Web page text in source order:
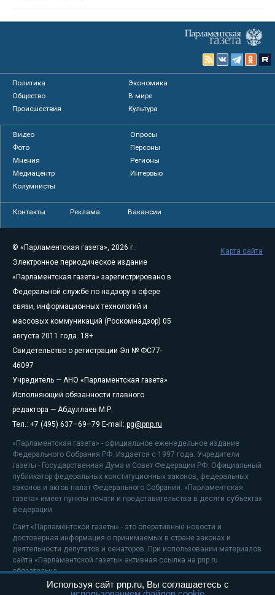
Политика
Экономика
Общество
В мире
Происшествия
Культура
Видео
Опросы
Фото
Персоны
Мнения
Регионы
Медиацентр
Интервью
Колумнисты
Контакты Реклама Вакансии
© «Парламентская газета», 2026 г.
Электронное периодическое издание
«Парламентская газета» зарегистрировано в
Федеральной службе по надзору в сфере
связи, информационных технологий и
массовых коммуникаций (Роскомнадзор) 05
августа 2011 года. 18+
Свидетельство о регистрации Эл № ФС77-
46097
Учредитель — АНО «Парламентская газета»
Исполняющий обязанности главного
редактора — Абдуллаев М.Р.
Тел.: +7 (495) 637–69–79 E-mail: pg@pnp.ru
«Парламентская газета» - официальное еженедельное издание
Федерального Собрания РФ. Издается с 1997 года. Учредители
газеты - Государственная Дума и Совет Федерации РФ. Официальный
публикатор федеральных конституционных законов, федеральных
законов и актов палат Федерального Собрания. «Парламентская
газета» имеет пункты печати и представительства в десяти субъектах
федерации.
Сайт «Парламентской газеты» - это оперативные новости и
достоверная информация о принимаемых в стране законах и
деятельности депутатов и сенаторов. При использовании материалов
сайта «Парламентской газеты» активная ссылка на pnp.ru
обязательна.
На информационном ресурсе применяютсярекомендательные
Карта сайта
Используя сайт pnp.ru, Вы соглашаетесь с